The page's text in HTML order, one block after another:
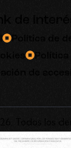
de interés
Política de
de
Todos los